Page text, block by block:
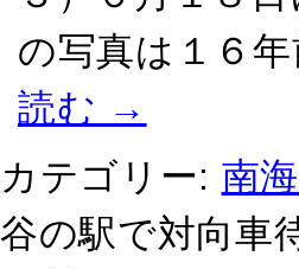
の写真は１６
読む →
カテゴリー: 南
谷の駅で対向車